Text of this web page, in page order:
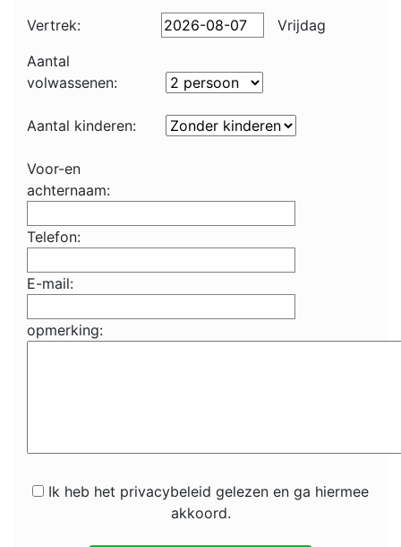
Vertrek:
Vrijdag
Aantal
volwassenen:
Aantal kinderen:
Voor-en
achternaam:
Telefon:
E-mail:
opmerking:
Ik heb het privacybeleid gelezen en ga hiermee
akkoord.